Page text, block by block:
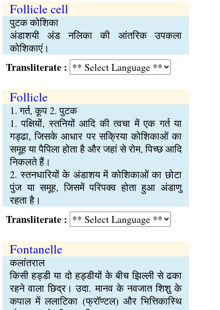
Follicle cell
पुटक कोशिका
अंडाशयी अंड नलिका की आंतरिक उपकला
कोशिकाएं।
:
Follicle
1. गर्त, कूप 2. पुटक
1. पक्षियों, स्तनियों आदि की त्वचा में एक गर्त या
गड्ढा, जिसके आधार पर सक्रिया कोशिकाओं का
समूह या पैपिला होता है और जहां से रोम, पिच्छ आदि
निकलते हैं।
2. स्तनधारियों के अंडाशय में कोशिकाओं का छोटा
पुंज या समूह, जिसमें परिपक्व होता हुआ अंडाणु
रहता है।
:
Fontanelle
कलांतराल
किसी हड्डी या दो हड्डीयों के बीच झिल्ली से ढका
रहने वाला छिद्र। उदा. मानव के नवजात शिशु के
कपाल में ललाटिका (फ्रॉण्टल) और भित्तिकास्थि